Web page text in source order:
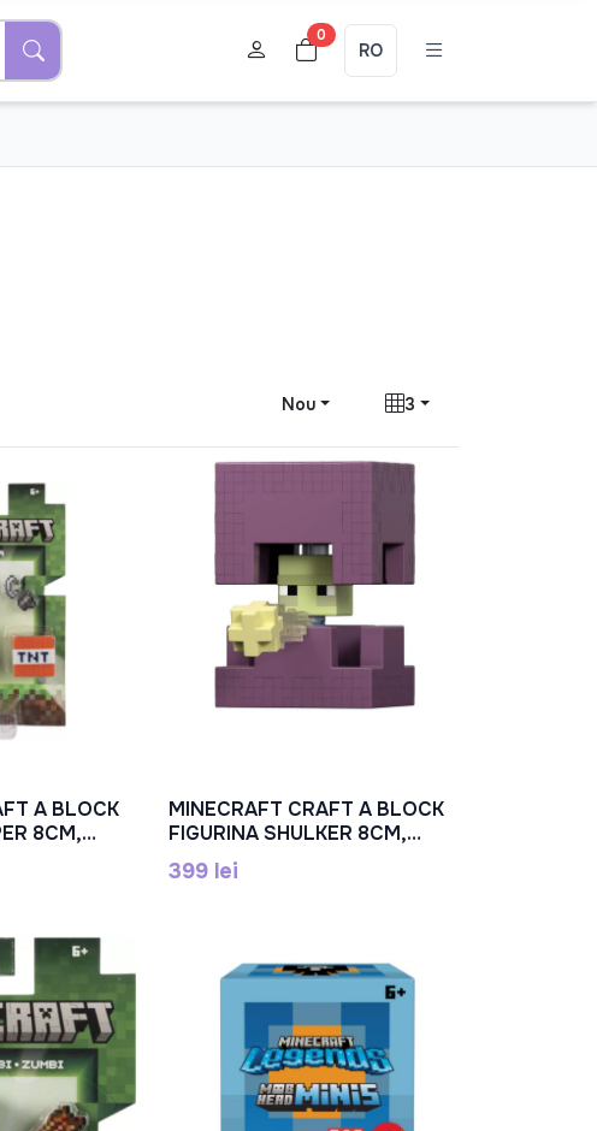
0
RO
Nou 3
A BLOCK
8CM,
În Coș
MINECRAFT CRAFT A BLOCK
FIGURINA SHULKER 8CM,
MTGTP08_JCN34
399 lei